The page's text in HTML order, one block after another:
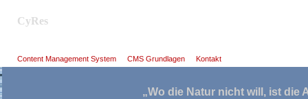
CyRes
Content Management System CMS Grundlagen Kontakt
Wo die Natur nicht will, ist die